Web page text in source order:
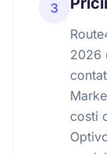
3
2026
costi